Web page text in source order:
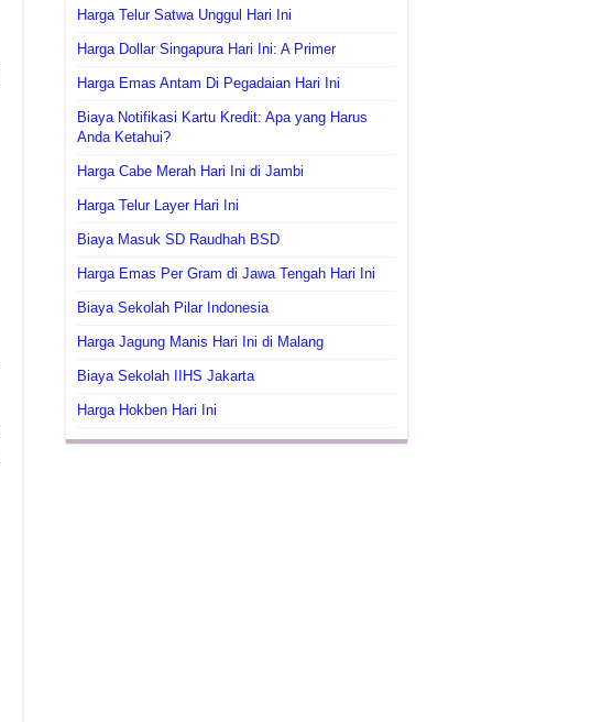
Harga Telur Satwa Unggul Hari Ini
Harga Dollar Singapura Hari Ini: A Primer
Harga Emas Antam Di Pegadaian Hari Ini
Biaya Notifikasi Kartu Kredit: Apa yang Harus
Anda Ketahui?
Harga Cabe Merah Hari Ini di Jambi
Harga Telur Layer Hari Ini
Biaya Masuk SD Raudhah BSD
Harga Emas Per Gram di Jawa Tengah Hari Ini
Biaya Sekolah Pilar Indonesia
Harga Jagung Manis Hari Ini di Malang
Biaya Sekolah IIHS Jakarta
Harga Hokben Hari Ini